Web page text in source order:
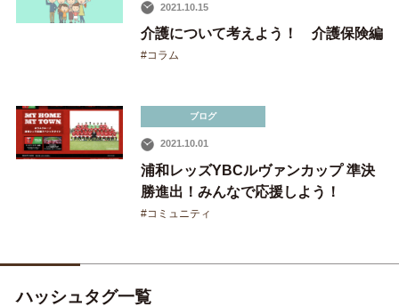
入居者アンケート
プライバシーポリシー
2021.10.15
介護について考えよう！ 介護保険編
#コラム
ブログ
2021.10.01
浦和レッズYBCルヴァンカップ 準決
勝進出！みんなで応援しよう！
#コミュニティ
ハッシュタグ一覧